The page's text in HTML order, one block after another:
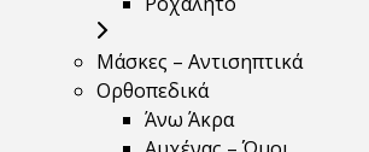
Μάσκες – Αντισηπτικά
Ορθοπεδικά
Άνω Άκρα